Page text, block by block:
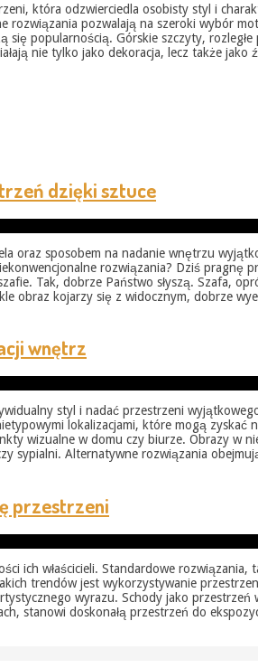
która odzwierciedla osobisty styl i
rozwiązania pozwalają na szeroki wybór
popularnością. Górskie szczyty,
nie tylko jako dekoracja, lecz także
dzięki sztuce
oraz sposobem na nadanie wnętrzu
rozwiązania? Dziś pragnę
Tak, dobrze Państwo słyszą. Szafa,
obraz kojarzy się z widocznym, dobrze
wnętrz
styl i nadać przestrzeni
lokalizacjami, które mogą
wizualne w domu czy biurze. Obrazy w
sypialni. Alternatywne rozwiązania
przestrzeni
ich właścicieli. Standardowe
trendów jest wykorzystywanie
wyrazu. Schody jako
stanowi doskonałą przestrzeń do